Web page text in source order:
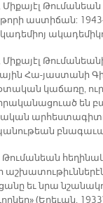
Մի­քա­յէլ
աս­տի­ճան:
Մի­քա­յէլ
Հա-յաստանի
կաճառը, ուր
են
­Թու­մա­նեան
եւ նրա
(Երեւան,